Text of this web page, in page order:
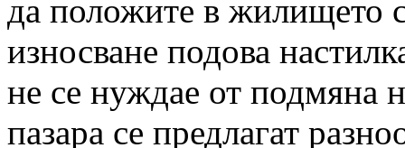
да положите в жилището
износване подова
не се нуждае от подмяна
пазара се предлагат